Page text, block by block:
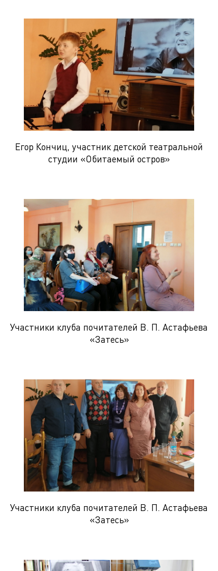
Егор Кончиц, участник детской театральной
студии «Обитаемый остров»
Участники клуба почитателей В. П. Астафьева
«Затесь»
Участники клуба почитателей В. П. Астафьева
«Затесь»